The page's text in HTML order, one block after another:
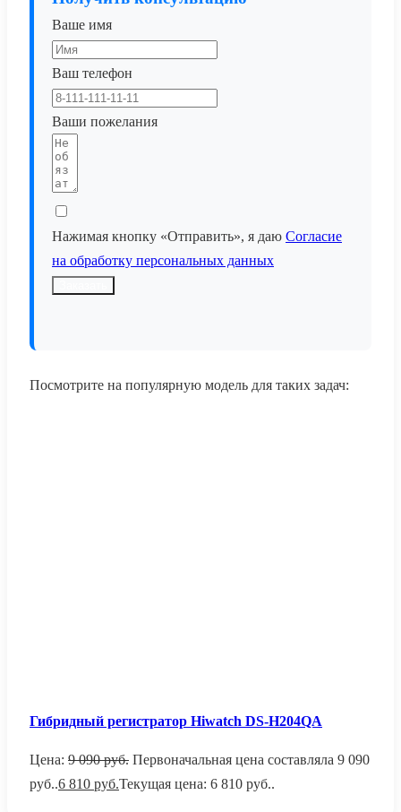
Ваше имя
Ваш телефон
Ваши пожелания
Нажимая кнопку «Отправить», я даю Согласие
на обработку персональных данных
Посмотрите на популярную модель для таких задач:
Гибридный регистратор Hiwatch DS-H204QA
Цена: 9 090руб. Первоначальная цена составляла 9 090
руб..6 810 руб.Текущая цена: 6 810 руб..